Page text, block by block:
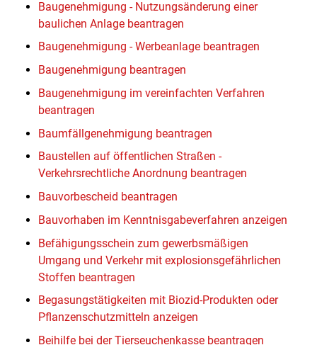
Baugenehmigung - Nutzungsänderung einer
baulichen Anlage beantragen
Baugenehmigung - Werbeanlage beantragen
Baugenehmigung beantragen
Baugenehmigung im vereinfachten Verfahren
beantragen
Baumfällgenehmigung beantragen
Baustellen auf öffentlichen Straßen -
Verkehrsrechtliche Anordnung beantragen
Bauvorbescheid beantragen
Bauvorhaben im Kenntnisgabeverfahren anzeigen
Befähigungsschein zum gewerbsmäßigen
Umgang und Verkehr mit explosionsgefährlichen
Stoffen beantragen
Begasungstätigkeiten mit Biozid-Produkten oder
Pflanzenschutzmitteln anzeigen
Beihilfe bei der Tierseuchenkasse beantragen